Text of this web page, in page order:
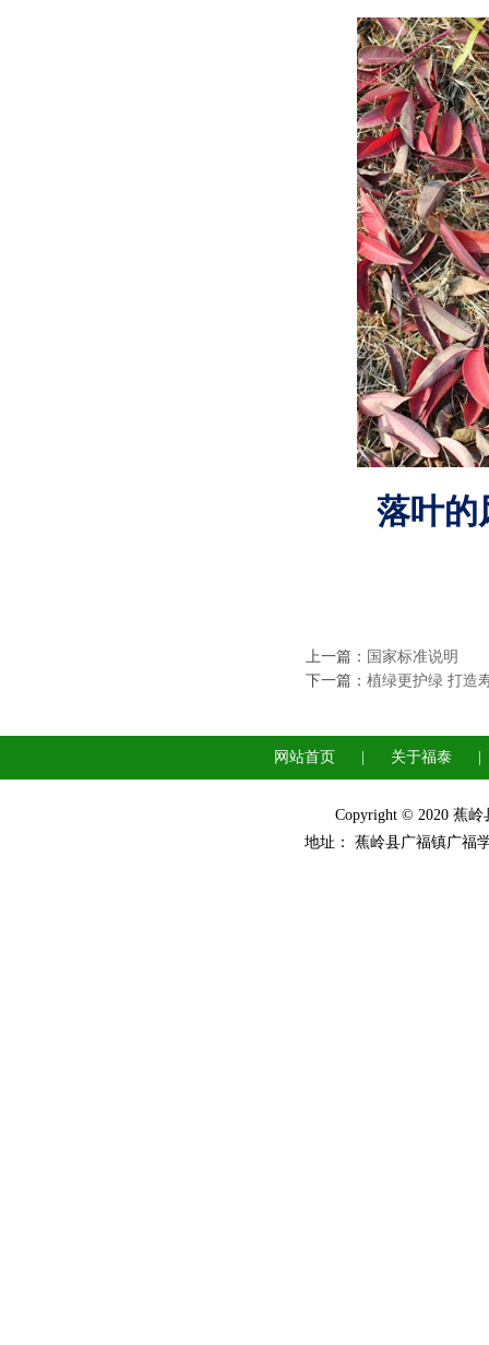
落叶的
上一篇： 国家标准说明
下一篇： 植绿更护绿 打造
网站首页 | 关于福泰 |
Copyright © 2020 蕉
地址： 蕉岭县广福镇广福